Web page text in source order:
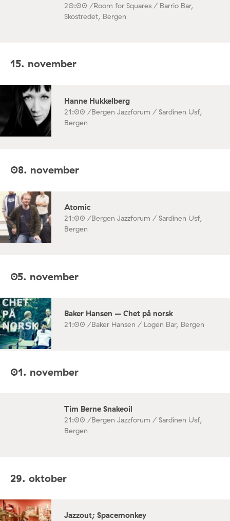
20:00 /Room for Squares / Barrio Bar,
Skostredet, Bergen
15. november
Hanne Hukkelberg
21:00 /Bergen Jazzforum / Sardinen Usf,
Bergen
08. november
Atomic
21:00 /Bergen Jazzforum / Sardinen Usf,
Bergen
05. november
Baker Hansen – Chet på norsk
21:00 /Baker Hansen / Logen Bar, Bergen
01. november
Tim Berne Snakeoil
21:00 /Bergen Jazzforum / Sardinen Usf,
Bergen
29. oktober
Jazzout; Spacemonkey